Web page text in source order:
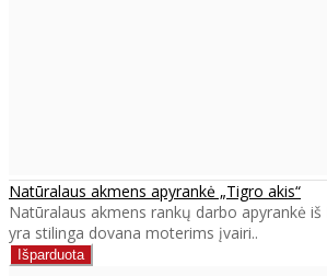
Natūralaus akmens apyrankė „Tigro akis“
Natūralaus akmens rankų darbo apyrankė
yra stilinga dovana moterims įvairi..